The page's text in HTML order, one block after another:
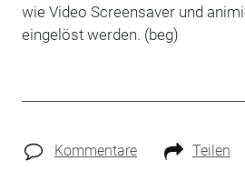
wie Video Screensaver und
eingelöst werden. (beg)
Kommentare Teilen